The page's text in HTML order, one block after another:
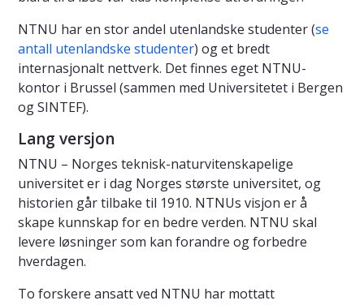
NTNU har en stor andel utenlandske studenter (se
antall utenlandske studenter) og et bredt
internasjonalt nettverk. Det finnes eget NTNU-
kontor i Brussel (sammen med Universitetet i Bergen
og SINTEF).
Lang versjon
NTNU – Norges teknisk-naturvitenskapelige
universitet er i dag Norges største universitet, og
historien går tilbake til 1910. NTNUs visjon er å
skape kunnskap for en bedre verden. NTNU skal
levere løsninger som kan forandre og forbedre
hverdagen.
To forskere ansatt ved NTNU har mottatt